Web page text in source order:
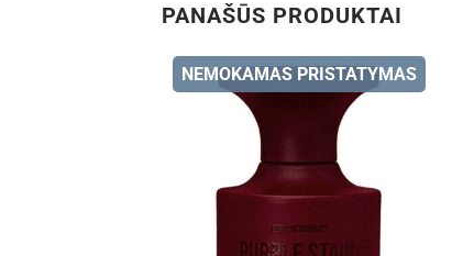
PANAŠŪS PRODUKTAI
NEMOKAMAS PRISTATYMAS